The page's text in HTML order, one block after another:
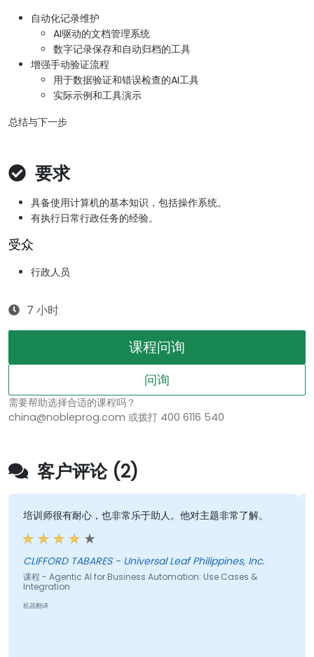
自动化记录维护
AI驱动的文档管理系统
数字记录保存和自动归档的工具
增强手动验证流程
用于数据验证和错误检查的AI工具
实际示例和工具演示
总结与下一步
要求
具备使用计算机的基本知识，包括操作系统。
有执行日常行政任务的经验。
受众
行政人员
7 小时
课程问询
问询
需要帮助选择合适的课程吗？
china@nobleprog.com 或拨打 400 6116 540
客户评论 (2)
培训师很有耐心，也非常乐于助人。他对主题非常了解。
CLIFFORD TABARES - Universal Leaf Philippines, Inc.
课程 - Agentic AI for Business Automation: Use Cases &
Integration
机器翻译